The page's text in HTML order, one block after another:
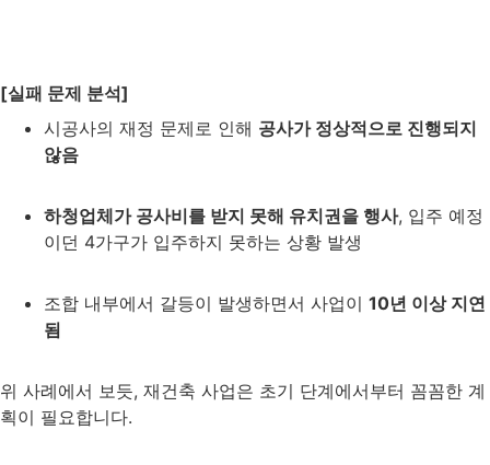
[실패 문제 분석]
시공사의 재정 문제로 인해 공사가 정상적으로 진행되지
않음
하청업체가 공사비를 받지 못해 유치권을 행사, 입주 예정
이던 4가구가 입주하지 못하는 상황 발생
조합 내부에서 갈등이 발생하면서 사업이 10년 이상 지연
됨
위 사례에서 보듯, 재건축 사업은 초기 단계에서부터 꼼꼼한 계
획이 필요합니다.